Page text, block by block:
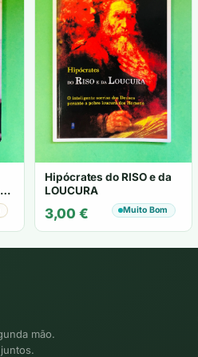
Hipócrates do RISO e da
LOUCURA
3,00 € Muito Bom
mão.